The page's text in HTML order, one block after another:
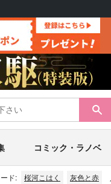
コミック・ラノベ
ド: 桜河こはく 灰色と赤